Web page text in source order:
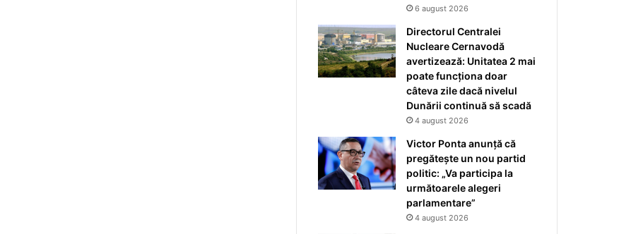
6 august 2026
Directorul Centralei
Nucleare Cernavodă
avertizează: Unitatea 2 mai
poate funcționa doar
câteva zile dacă nivelul
Dunării continuă să scadă
4 august 2026
Victor Ponta anunță că
pregătește un nou partid
politic: „Va participa la
următoarele alegeri
parlamentare”
4 august 2026